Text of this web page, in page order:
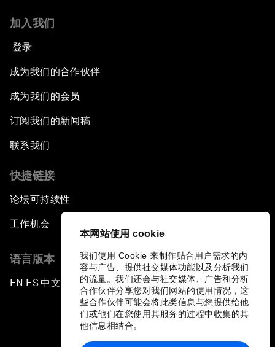
本网站使用 cookie
我们使用 Cookie 来制作贴合用户需求的内
容与广告、提供社交媒体功能以及分析我们
的流量。我们还会与社交媒体、广告和分析
合作伙伴分享您对我们网站的使用情况，这
些合作伙伴可能会将此类信息与您提供给他
们或他们在您使用其服务的过程中收集的其
他信息相结合。
加入我们
登录
成为我们的合作伙伴
成为我们的会员
订阅我们的新闻稿
联系我们
快捷链接
论坛可持续性
工作机会
语言版本
EN ▪ ES▪中文▪ 日本語